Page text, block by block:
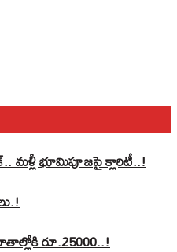
మళ్లీ భూమిపూజపై క్లారిటీ..!
రూ.25000..!